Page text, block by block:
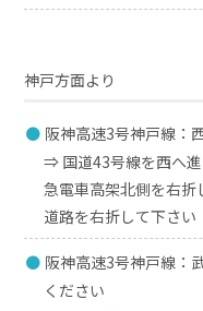
神戸方面より
阪神高速3号神戸線：
⇒ 国道43号線を西へ
急電車高架北側を右折
道路を右折して下さい
阪神高速3号神戸線：
ください